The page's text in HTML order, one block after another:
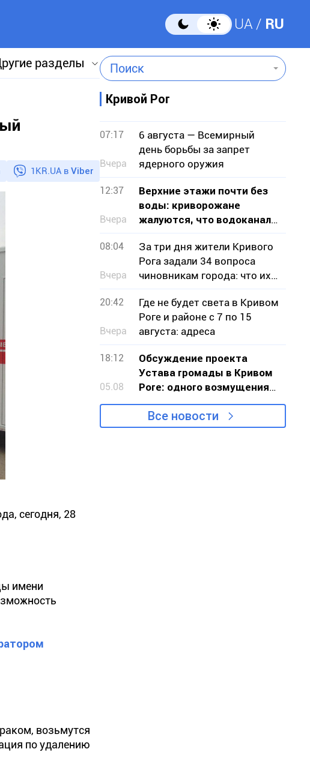
UA RU
разделы Поиск
1KR.UA в Viber
сегодня, 28
имени
возьмутся
по удалению
Кривой Рог
07:17
Вчера
6 августа — Всемирный
день борьбы за запрет
ядерного оружия
12:37
Вчера
Верхние этажи почти без
воды: криворожане
жалуются, что водоканал
не признает проблему
08:04
Вчера
За три дня жители Кривого
Рога задали 34 вопроса
чиновникам города: что их
беспокоило
20:42
Вчера
Где не будет света в Кривом
Роге и районе с 7 по 15
августа: адреса
18:12
05.08
Обсуждение проекта
Устава громады в Кривом
Роге: одного возмущения
мало, нужно действовать
Все новости